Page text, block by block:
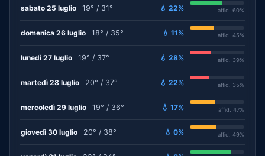
sabato 25 luglio 19° / 31° 💧 22% affid. 60%
domenica 26 luglio 18° / 35° 💧 11% affid. 45%
lunedì 27 luglio 19° / 37° 💧 28% affid. 39%
martedì 28 luglio 20° / 37° 💧 22% affid. 35%
mercoledì 29 luglio 19° / 36° 💧 17% affid. 47%
giovedì 30 luglio 20° / 38° 💧 0% affid. 49%